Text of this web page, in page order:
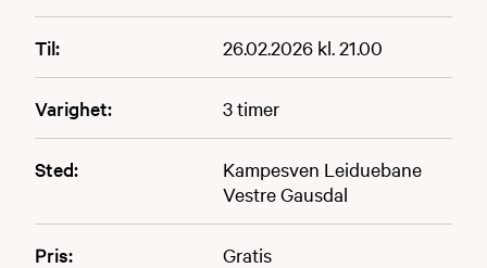
Til: 26.02.2026 kl. 21.00
Varighet: 3 timer
Sted:
Kampesven Leiduebane
Vestre Gausdal
Pris: Gratis